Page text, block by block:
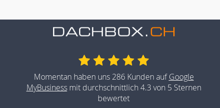
Momentan haben uns 286 Kunden aufGoogle
MyBusinessmit durchschnittlich 4.3 von 5 Sternen
bewertet